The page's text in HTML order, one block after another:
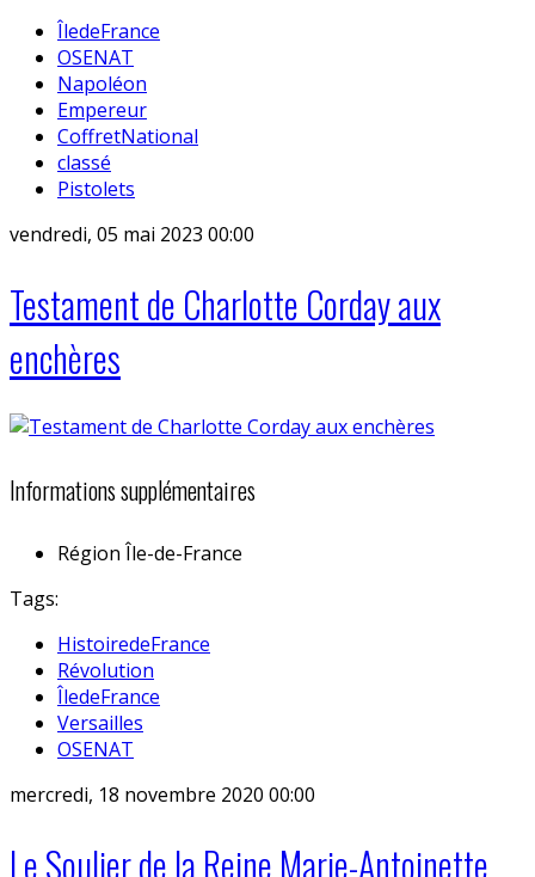
ÎledeFrance
OSENAT
Napoléon
Empereur
CoffretNational
classé
Pistolets
vendredi, 05 mai 2023 00:00
Testament de Charlotte Corday aux
enchères
Informations supplémentaires
Région Île-de-France
Tags:
HistoiredeFrance
Révolution
ÎledeFrance
Versailles
OSENAT
mercredi, 18 novembre 2020 00:00
Le Soulier de la Reine Marie-Antoinette